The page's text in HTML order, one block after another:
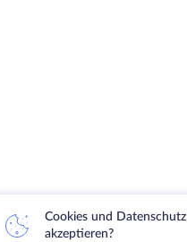
Cookies und Datenschutz
akzeptieren?